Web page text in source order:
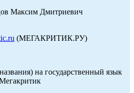
Максим Дмитриевич
(МЕГАКРИТИК.РУ)
на государственный язык